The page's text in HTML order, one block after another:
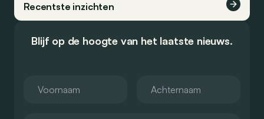
Recentste inzichten
Blijf op de hoogte van het laatste nieuws.